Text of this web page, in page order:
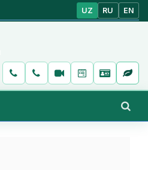
UZ RU EN